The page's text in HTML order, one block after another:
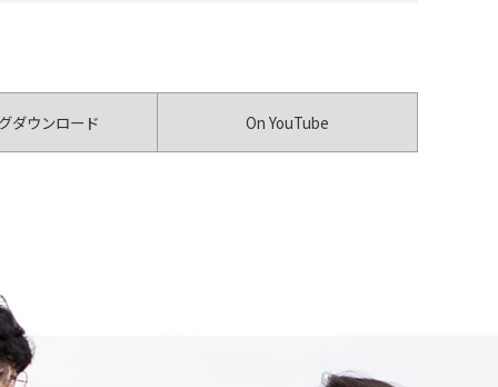
ダウンロード On YouTube